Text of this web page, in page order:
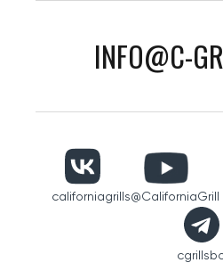
INFO@C-
californiagrills@CaliforniaGrill